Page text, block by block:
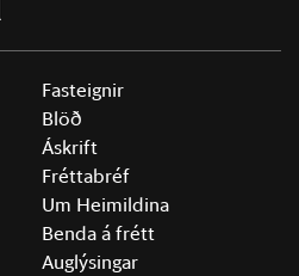
Fasteignir
Blöð
Áskrift
Fréttabréf
Um Heimildina
Benda á frétt
Auglýsingar